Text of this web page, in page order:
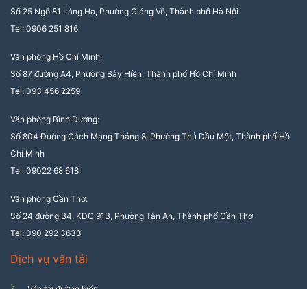
Số 25 Ngõ 81 Láng Hạ, Phường Giảng Võ, Thành phố Hà Nội
Tel: 0906 251 816
Văn phòng Hồ Chí Minh:
Số 87 đường A4, Phường Bảy Hiền, Thành phố Hồ Chí Minh
Tel: 093 456 2259
Văn phòng Bình Dương:
Số 804 Đường Cách Mạng Tháng 8, Phường Thủ Dầu Một, Thành phố Hồ
Chí Minh
Tel: 09022 68 618
Văn phòng Cần Thơ:
Số 24 đường B4, KDC 91B, Phường Tân An, Thành phố Cần Thơ
Tel: 090 292 3633
Dịch vụ vận tải